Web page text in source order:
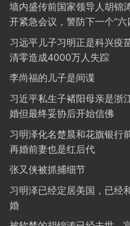
墙内盛传前国家领导人胡锦
开紧急会议，警防下一个“六
习远平儿子习明正是科兴疫
清零造成4000万人失踪
李尚福的儿子是间谍
习近平私生子褚阳母亲是浙
婚但最终妥协后开始信佛
习明泽化名楚晨和花旗银行
再婚前妻也是红后代
张又侠被抓捕细节
习明泽已经定居美国，已经
婚